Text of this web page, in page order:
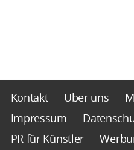
Kontakt Über uns
Impressum
PR für Künstler